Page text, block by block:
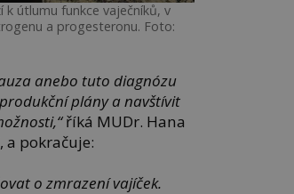
k útlumu funkce vaječníků, v
a progesteronu. Foto:
anebo tuto diagnózu
plány a navštívit
říká MUDr. Hana
a pokračuje:
o zmrazení vajíček.